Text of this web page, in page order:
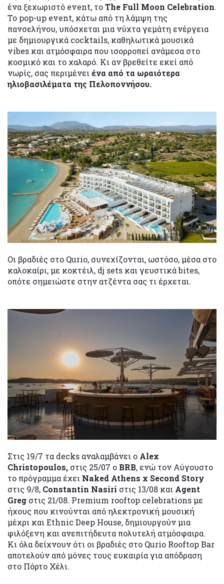
ένα ξεχωριστό event, τοThe Full Moon Celebration.
Το pop-up event, κάτω από τη λάμψη της
πανσελήνου, υπόσχεται μια νύχτα γεμάτη ενέργεια
με δημιουργικά cocktails, καθηλωτικά μουσικά
vibes και ατμόσφαιρα που ισορροπεί ανάμεσα στο
κοσμικό και το χαλαρό. Κι αν βρεθείτε εκεί από
νωρίς, σας περιμένει ένα από τα ωραιότερα
ηλιοβασιλέματα της Πελοποννήσου.
Οι βραδιές στο Qurio, συνεχίζονται, ωστόσο, μέσα στο
καλοκαίρι, με κοκτέιλ, dj sets και γευστικά bites,
οπότε σημειώστε στην ατζέντα σας τι έρχεται.
Στις 19/7 τα decks αναλαμβάνει ο Alex
Christopoulos, στις 25/07 o BRB, ενώ τον Αύγουστο
το πρόγραμμα έχει Naked Athens x Second Story
στις 9/8, Constantin Nasiri στις 13/08 και Agent
Greg στις 21/08. Premium rooftop celebrations με
ήχους που κινούνται από ηλεκτρονική μουσική
μέχρι και Ethnic Deep House, δημιουργούν μια
φιλόξενη και ανεπιτήδευτα πολυτελή ατμόσφαιρα.
Κι όλα δείχνουν ότι οι βραδιές στο Qurio Rooftop Bar
αποτελούν από μόνες τους ευκαιρία για απόδραση
στο Πόρτο Χέλι.